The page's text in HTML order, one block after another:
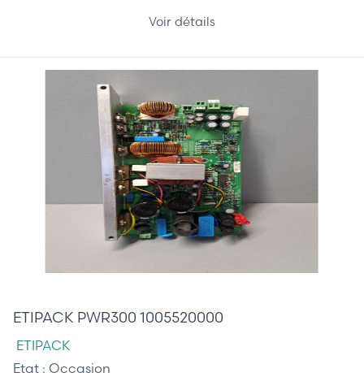
Voir détails
ETIPACK PWR300 1005520000
ETIPACK
Etat : Occasion